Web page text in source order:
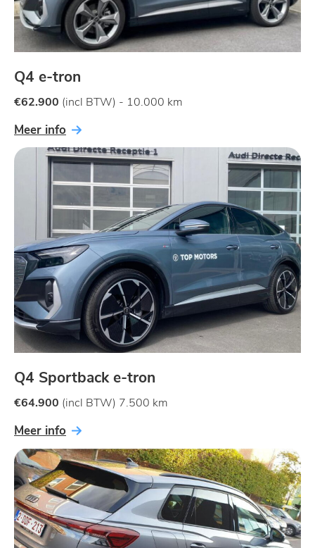
Q4 e-tron
€62.900 (incl BTW) - 10.000 km
Meer info
Q4 Sportback e-tron
€64.900 (incl BTW) 7.500 km
Meer info